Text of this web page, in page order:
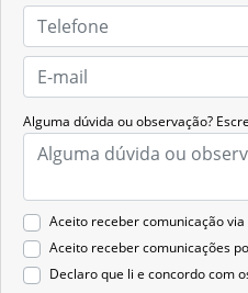
Alguma dúvida ou observação?
Aceito receber comunicação via
Aceito receber comunicações
Declaro que li e concordo com